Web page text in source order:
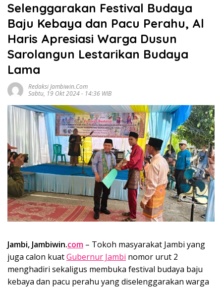
Selenggarakan Festival Budaya
Baju Kebaya dan Pacu Perahu, Al
Haris Apresiasi Warga Dusun
Sarolangun Lestarikan Budaya
Lama
Redaksi Jambiwin.com
Sabtu, 19 Okt 2024 - 14:36 WIB
Jambi, Jambiwin.com – Tokoh masyarakat Jambi yang
juga calon kuatGubernur Jambi nomor urut 2
menghadiri sekaligus membuka festival budaya baju
kebaya dan pacu perahu yang diselenggarakan warga